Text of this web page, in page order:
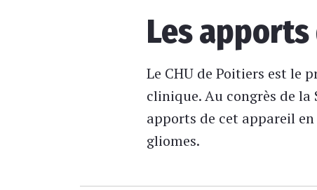
Les apports
Le CHU de Poitiers est le
clinique. Au congrès de la
apports de cet appareil
gliomes.